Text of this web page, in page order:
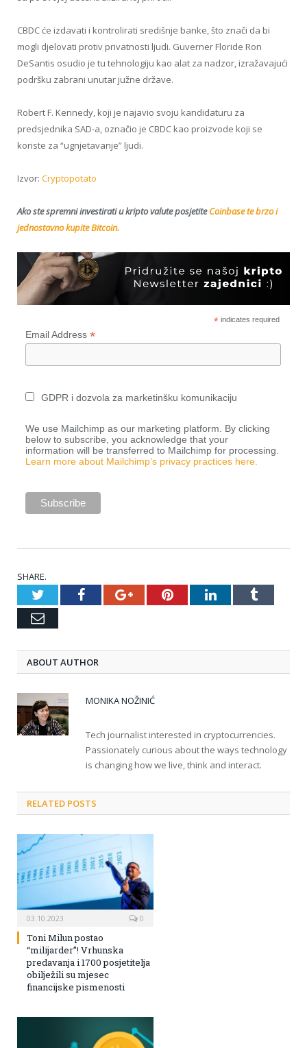
CBDC će izdavati i kontrolirati središnje banke, što znači da bi
mogli djelovati protiv privatnosti ljudi. Guverner Floride Ron
DeSantis osudio je tu tehnologiju kao alat za nadzor, izražavajući
podršku zabrani unutar južne države.
Robert F. Kennedy, koji je najavio svoju kandidaturu za
predsjednika SAD-a, označio je CBDC kao proizvode koji se
koriste za “ugnjetavanje” ljudi.
Izvor: Cryptopotato
Ako ste spremni investirati u kripto valute posjetite Coinbase te brzo i
jednostavno kupite Bitcoin.
*indicates required
Email Address *
GDPR i dozvola za marketinšku komunikaciju
We use Mailchimp as our marketing platform. By clicking
below to subscribe, you acknowledge that your
information will be transferred to Mailchimp for processing.
Learn more about Mailchimp’s privacy practices here.
SHARE.
TwitterFacebookGoogle+PinterestLinkedInTumblr
Email
ABOUT AUTHOR
MONIKA NOŽINIĆ
Tech journalist interested in cryptocurrencies.
Passionately curious about the ways technology
is changing how we live, think and interact.
RELATED POSTS
03.10.2023 0
Toni Milun postao
“milijarder”! Vrhunska
predavanja i 1700 posjetitelja
obilježili su mjesec
financijske pismenosti